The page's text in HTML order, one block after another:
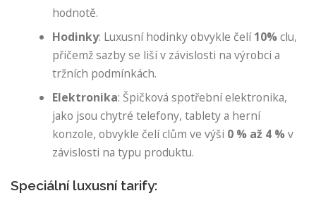
hodnotě.
Hodinky: Luxusní hodinky obvykle čelí10%clu,
přičemž sazby se liší v závislosti na výrobci a
tržních podmínkách.
Elektronika: Špičková spotřební elektronika,
jako jsou chytré telefony, tablety a herní
konzole, obvykle čelí clům ve výši 0 % až 4 %v
závislosti na typu produktu.
Speciální luxusní tarify: